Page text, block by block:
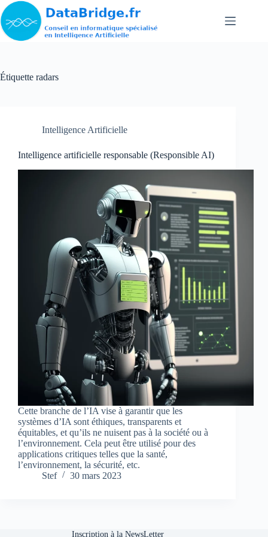
Passer
au
contenu
Étiquette radars
Intelligence Artificielle
Intelligence artificielle responsable (Responsible AI)
Cette branche de l’IA vise à garantir que les
systèmes d’IA sont éthiques, transparents et
équitables, et qu’ils ne nuisent pas à la société ou à
l’environnement. Cela peut être utilisé pour des
applications critiques telles que la santé,
l’environnement, la sécurité, etc.
Stef
30 mars 2023
Inscription à la NewsLetter